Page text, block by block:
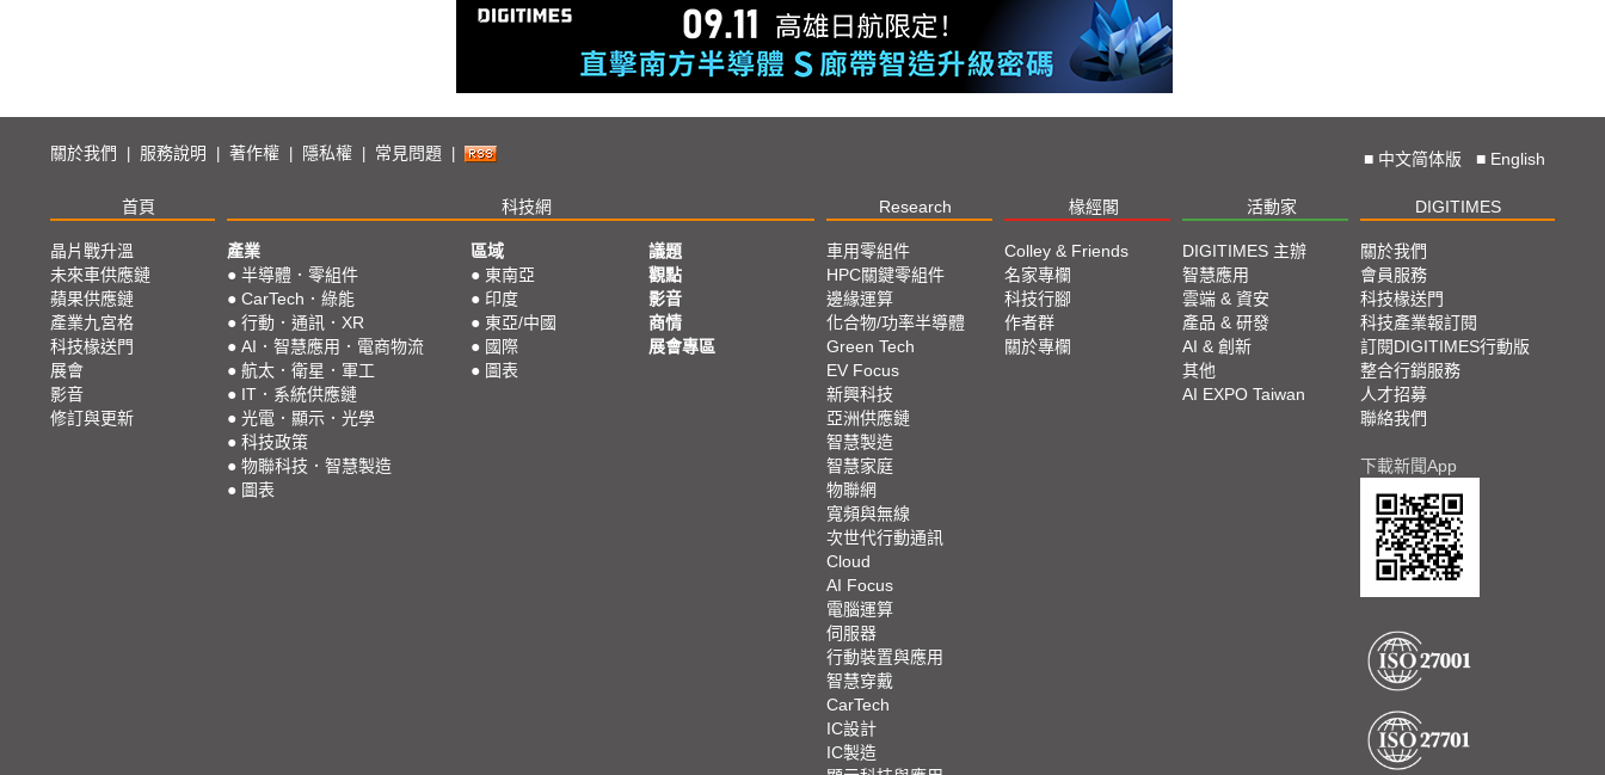
關於我們 服務說明 著作權 隱私權 常見問題 ■ 中文简体版 ■ English
首頁 科技網 Research 椽經閣 活動家 DIGITIMES
晶片戰升溫
未來車供應鏈
蘋果供應鏈
產業九宮格
科技椽送門
展會
影音
修訂與更新
產業
● 半導體．零組件
● CarTech．綠能
● 行動．通訊．XR
● AI．智慧應用．電商物流
● 航太．衛星．軍工
● IT．系統供應鏈
● 光電．顯示．光學
● 科技政策
● 物聯科技．智慧製造
● 圖表
區域
● 東南亞
● 印度
● 東亞/中國
● 國際
● 圖表
議題
觀點
影音
商情
展會專區
車用零組件
HPC關鍵零組件
邊緣運算
化合物/功率半導體
Green Tech
EV Focus
新興科技
亞洲供應鏈
智慧製造
智慧家庭
物聯網
寬頻與無線
次世代行動通訊
Cloud
AI Focus
電腦運算
伺服器
行動裝置與應用
智慧穿戴
CarTech
IC設計
IC製造
Colley & Friends
名家專欄
科技行腳
作者群
關於專欄
DIGITIMES 主辦
智慧應用
雲端 & 資安
產品 & 研發
AI & 創新
其他
AI EXPO Taiwan
關於我們
會員服務
科技椽送門
科技產業報訂閱
訂閱DIGITIMES行動版
整合行銷服務
人才招募
聯絡我們
下載新聞App